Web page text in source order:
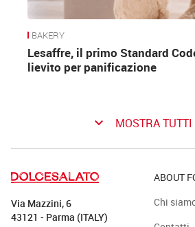
BAKERY
Lesaffre, il primo Standard
lievito per panificazione
keyboard_arrow_down MOSTRA TUTTI
Via Mazzini, 6
43121 - Parma (ITALY)
ABOUT
Chi